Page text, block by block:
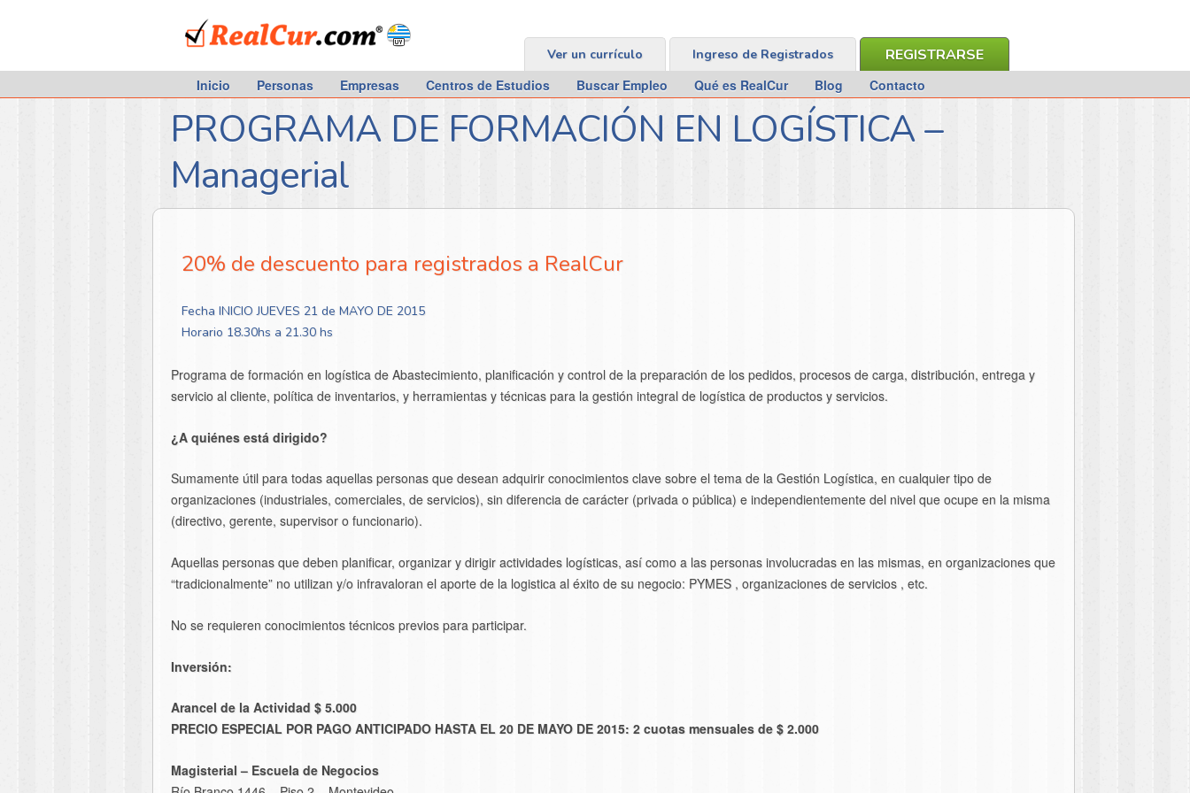
RealCur.com
REGISTRARSE
Ingreso de Registrados
Ver un currículo
Inicio Personas Empresas Centros de Estudios Buscar Empleo Qué es RealCur Blog Contacto
PROGRAMA DE FORMACIÓN EN LOGÍSTICA –
Managerial
20% de descuento para registrados a RealCur
Fecha INICIO JUEVES 21 de MAYO DE 2015
Horario 18.30hs a 21.30 hs
Programa de formación en logística de Abastecimiento, planificación y control de la preparación de los pedidos, procesos de carga, distribución, entrega y
servicio al cliente, política de inventarios, y herramientas y técnicas para la gestión integral de logística de productos y servicios.
¿A quiénes está dirigido?
Sumamente útil para todas aquellas personas que desean adquirir conocimientos clave sobre el tema de la Gestión Logística, en cualquier tipo de
organizaciones (industriales, comerciales, de servicios), sin diferencia de carácter (privada o pública) e independientemente del nivel que ocupe en la misma
(directivo, gerente, supervisor o funcionario).
Aquellas personas que deben planificar, organizar y dirigir actividades logísticas, así como a las personas involucradas en las mismas, en organizaciones que
“tradicionalmente” no utilizan y/o infravaloran el aporte de la logistica al éxito de su negocio: PYMES , organizaciones de servicios , etc.
No se requieren conocimientos técnicos previos para participar.
Inversión:
Arancel de la Actividad $ 5.000
PRECIO ESPECIAL POR PAGO ANTICIPADO HASTA EL 20 DE MAYO DE 2015: 2 cuotas mensuales de $ 2.000
Magisterial – Escuela de Negocios